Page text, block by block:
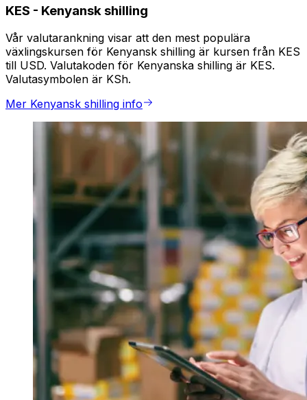
KES - Kenyansk shilling
Vår valutarankning visar att den mest populära
växlingskursen för Kenyansk shilling är kursen från KES
till USD. Valutakoden för Kenyanska shilling är KES.
Valutasymbolen är KSh.
Mer Kenyansk shilling info